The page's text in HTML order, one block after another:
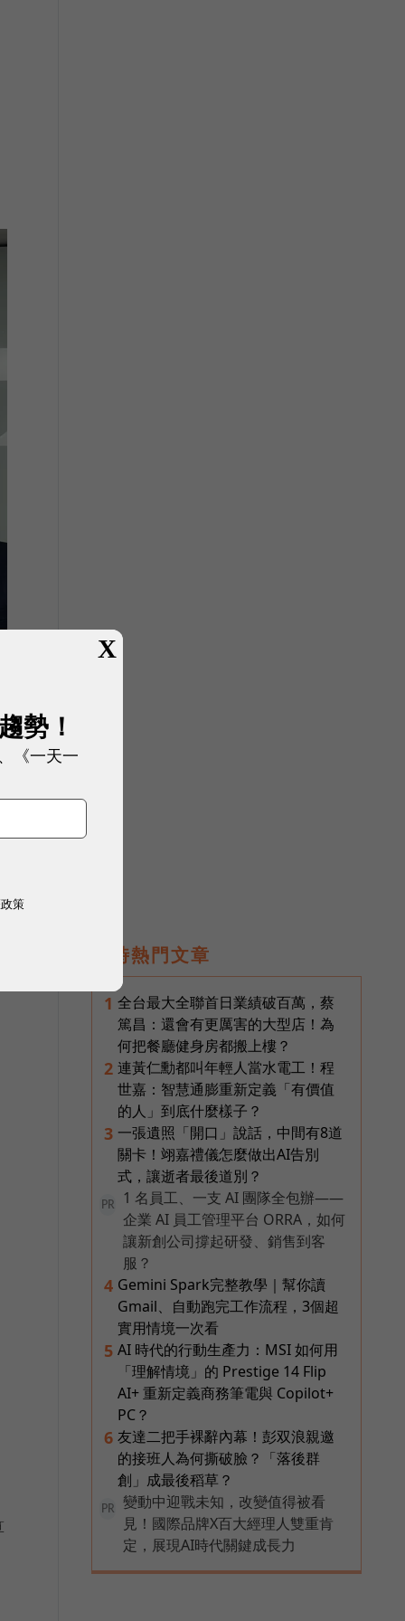
即時熱門文章
1 全台最大全聯首日業績破百萬，蔡
篤昌：還會有更厲害的大型店！為
何把餐廳健身房都搬上樓？
2 連黃仁勳都叫年輕人當水電工！程
世嘉：智慧通膨重新定義「有價值
的人」到底什麼樣子？
3 一張遺照「開口」說話，中間有8道
關卡！翊嘉禮儀怎麼做出AI告別
式，讓逝者最後道別？
PR
1 名員工、一支 AI 團隊全包辦——
企業 AI 員工管理平台 ORRA，如何
讓新創公司撐起研發、銷售到客
服？
4 Gemini Spark完整教學｜幫你讀
Gmail、自動跑完工作流程，3個超
實用情境一次看
5 AI 時代的行動生產力：MSI 如何用
「理解情境」的 Prestige 14 Flip
AI+ 重新定義商務筆電與 Copilot+
PC？
6 友達二把手裸辭內幕！彭双浪親邀
的接班人為何撕破臉？「落後群
創」成最後稻草？
PR
變動中迎戰未知，改變值得被看
見！國際品牌X百大經理人雙重肯
定，展現AI時代關鍵成長力
X
勢！
《一天一
策